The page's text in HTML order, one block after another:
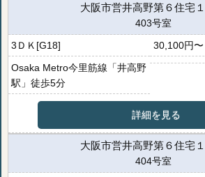
大阪市営井高野第６住宅
403号室
3ＤＫ[G18]
30,100円〜
Osaka Metro今里筋線「井高野
駅」徒歩5分
詳細を見る
大阪市営井高野第６住宅
404号室